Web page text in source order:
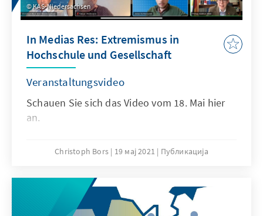
KAS-Niedersachsen
In Medias Res: Extremismus in
Hochschule und Gesellschaft
Veranstaltungsvideo
Schauen Sie sich das Video vom 18. Mai hier
an.
Christoph Bors 19 мај 2021 Публикација